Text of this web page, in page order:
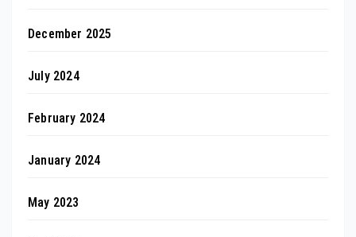
December 2025
July 2024
February 2024
January 2024
May 2023